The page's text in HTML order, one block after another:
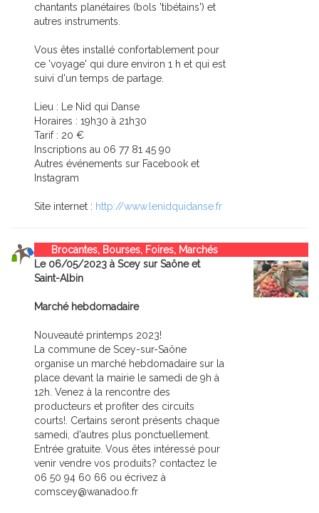
chantants planétaires (bols 'tibétains') et
autres instruments.
Vous êtes installé confortablement pour
ce 'voyage' qui dure environ 1 h et qui est
suivi d'un temps de partage.
Lieu : Le Nid qui Danse
Horaires : 19h30 à 21h30
Tarif : 20 €
Inscriptions au 06 77 81 45 90
Autres événements sur Facebook et
Instagram
Site internet : http://www.lenidquidanse.fr
Brocantes, Bourses, Foires, Marchés
Le 06/05/2023 à Scey sur Saône et
Saint-Albin
Marché hebdomadaire
Nouveauté printemps 2023!
La commune de Scey-sur-Saône
organise un marché hebdomadaire sur la
place devant la mairie le samedi de 9h à
12h. Venez à la rencontre des
producteurs et profiter des circuits
courts!. Certains seront présents chaque
samedi, d'autres plus ponctuellement.
Entrée gratuite. Vous êtes intéressé pour
venir vendre vos produits? contactez le
06 50 94 60 66 ou écrivez à
comscey@wanadoo.fr